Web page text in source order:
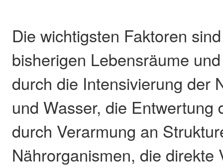
Die wichtigsten Faktoren
bisherigen Lebensräume
durch die Intensivierung der
und Wasser, die Entwertung
durch Verarmung an
Nährorganismen, die direkte